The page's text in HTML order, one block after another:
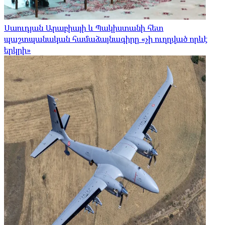
Սաուդյան Արաբիայի և Պակիստանի հետ
պաշտպանական համաձայնագիրը «չի ուղղված որևէ
երկրի»